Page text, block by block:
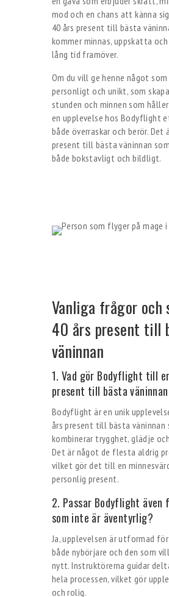
mod och en chans att känna
40 års present till bästa
kommer minnas, uppskatta
lång tid framöver.
Om du vill ge henne något som
personligt och unikt, som
stunden och minnen som
en upplevelse hos Bodyflight
både överraskar och berör. Det
present till bästa väninnan
både bokstavligt och bildligt.
Vanliga frågor och
40 års present till
väninnan
1. Vad gör Bodyflight till
present till bästa
Bodyflight är en unik
års present till bästa väninnan
kombinerar trygghet, glädje
Det är något de flesta aldrig
vilket gör det till en
personlig present.
2. Passar Bodyflight även
som inte är äventyrlig?
Ja, upplevelsen är utformad
både nybörjare och den som
nytt. Instruktörerna guidar
hela processen, vilket gör
och rolig.